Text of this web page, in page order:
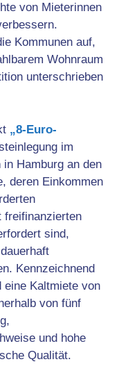
von Mieterinnen
Kommunen auf,
Wohnraum
unterschrieben
„8-Euro-
im
in Hamburg an den
deren Einkommen
freifinanzierten
sind,
Kennzeichnend
eine Kaltmiete von
von fünf
und hohe
Qualität.